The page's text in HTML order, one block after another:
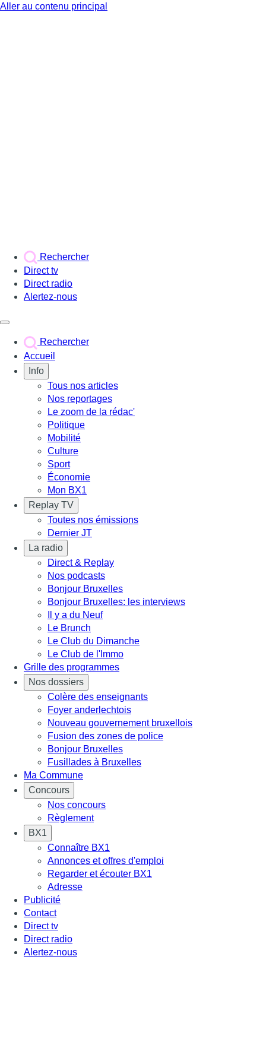
Aller au contenu principal
Rechercher
Direct tv
Direct radio
Alertez-nous
Rechercher
Accueil
Info
Tous nos articles
Nos reportages
Le zoom de la rédac'
Politique
Mobilité
Culture
Sport
Économie
Mon BX1
Replay TV
Toutes nos émissions
Dernier JT
La radio
Direct & Replay
Nos podcasts
Bonjour Bruxelles
Bonjour Bruxelles: les interviews
Il y a du Neuf
Le Brunch
Le Club du Dimanche
Le Club de l'Immo
Grille des programmes
Nos dossiers
Colère des enseignants
Foyer anderlechtois
Nouveau gouvernement bruxellois
Fusion des zones de police
Bonjour Bruxelles
Fusillades à Bruxelles
Ma Commune
Concours
Nos concours
Règlement
BX1
Connaître BX1
Annonces et offres d'emploi
Regarder et écouter BX1
Adresse
Publicité
Contact
Direct tv
Direct radio
Alertez-nous